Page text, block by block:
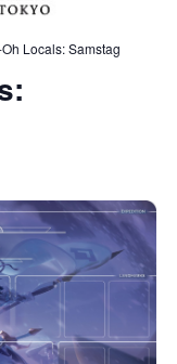
Locals: Samstag